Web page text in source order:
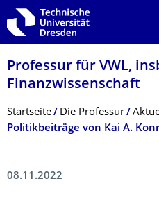
Zur Hauptnavigation springen
Zur Suche springen
Zum Inhalt springen
Professur für VWL,
Finanzwissenschaft
Breadcrumb-Menü
Startseite Die Professur
08.11.2022